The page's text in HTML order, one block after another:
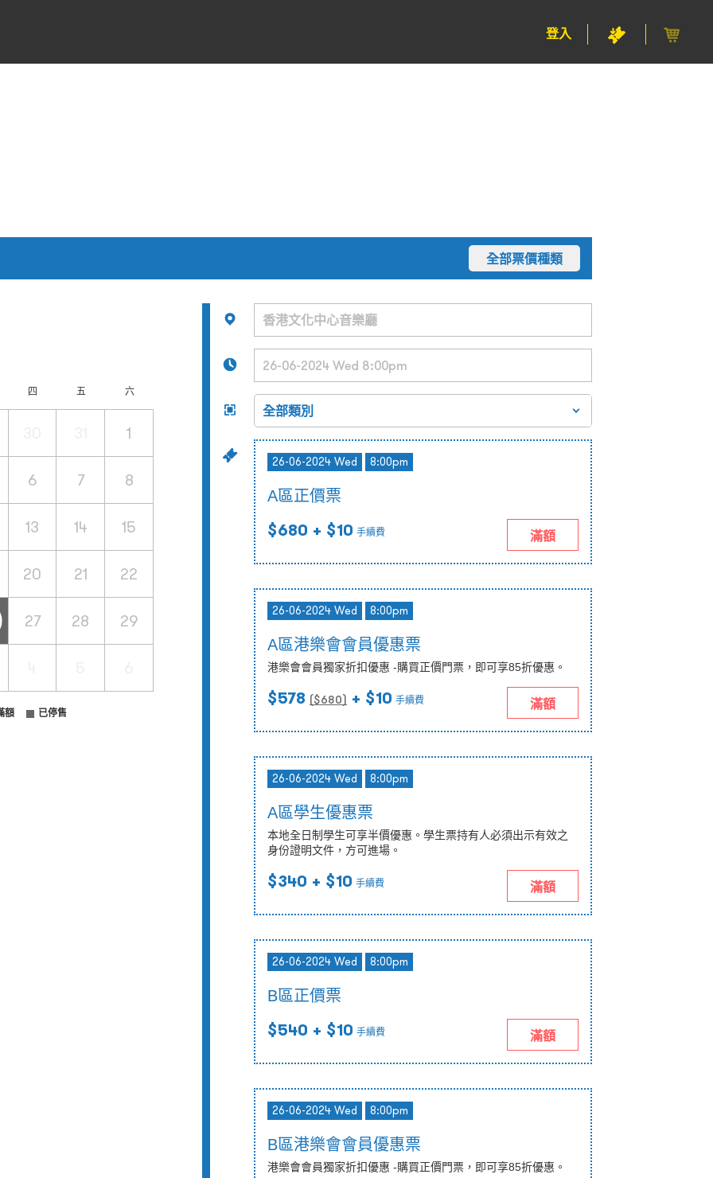
登入
全部票價種類
四 五 六
1
6 7 8
13 14 15
20 21 22
27 28 29
額 已停售
26-06-2024 Wed 8:00pm
A區正價票
$680 + $10 手續費 滿額
26-06-2024 Wed 8:00pm
A區港樂會會員優惠票
港樂會會員獨家折扣優惠 -購買正價門票，即可享85折優惠。
$578 ($680) + $10 手續費 滿額
26-06-2024 Wed 8:00pm
A區學生優惠票
本地全日制學生可享半價優惠。學生票持有人必須出示有效之
身份證明文件，方可進場。
$340 + $10 手續費 滿額
26-06-2024 Wed 8:00pm
B區正價票
$540 + $10 手續費 滿額
26-06-2024 Wed 8:00pm
B區港樂會會員優惠票
港樂會會員獨家折扣優惠 -購買正價門票，即可享85折優惠。